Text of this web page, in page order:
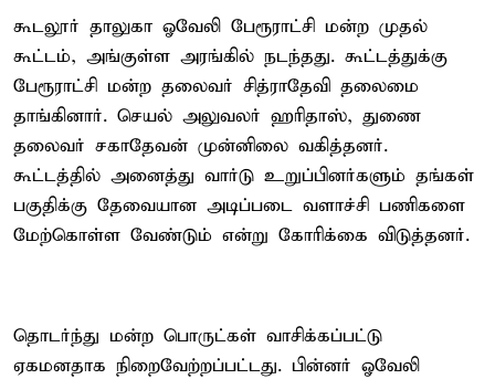
கூடலூர் தாலுகா ஓவேலி பேரூராட்சி மன்ற முதல்
கூட்டம், அங்குள்ள அரங்கில் நடந்தது. கூட்டத்துக்கு
பேரூராட்சி மன்ற தலைவர் சித்ராதேவி தலைமை
தாங்கினார். செயல் அலுவலர் ஹரிதாஸ், துணை
தலைவர் சகாதேவன் முன்னிலை வகித்தனர்.
கூட்டத்தில் அனைத்து வார்டு உறுப்பினர்களும் தங்கள்
பகுதிக்கு தேவையான அடிப்படை வளாச்சி பணிகளை
மேற்கொள்ள வேண்டும் என்று கோரிக்கை விடுத்தனர்.
தொடர்ந்து மன்ற பொருட்கள் வாசிக்கப்பட்டு
ஏகமனதாக நிறைவேற்றப்பட்டது. பின்னர் ஓவேலி